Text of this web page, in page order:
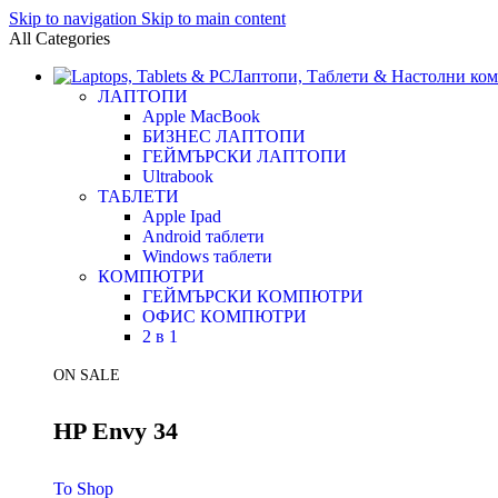
Skip to navigation Skip to main content
All Categories
Лаптопи, Таблети & Настолни
ЛАПТОПИ
Apple MacBook
БИЗНЕС ЛАПТОПИ
ГЕЙМЪРСКИ ЛАПТОПИ
Ultrabook
ТАБЛЕТИ
Apple Ipad
Android таблети
Windows таблети
КОМПЮТРИ
ГЕЙМЪРСКИ КОМПЮТРИ
ОФИС КОМПЮТРИ
2 в 1
ON SALE
HP Envy 34
To Shop